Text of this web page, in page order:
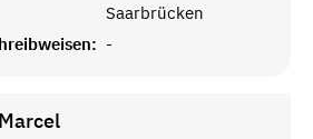
Saarbrücken
-
Marcel